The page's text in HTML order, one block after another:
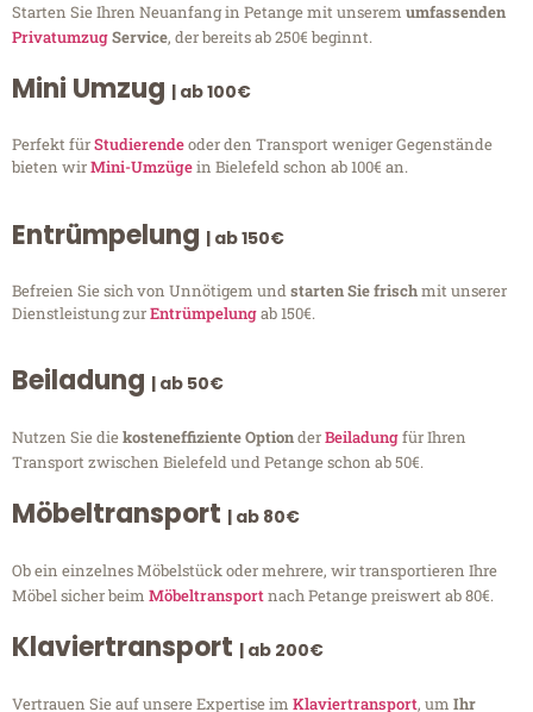
Starten Sie Ihren Neuanfang in Petange mit unserem umfassenden
PrivatumzugService, der bereits ab 250€ beginnt.
Mini Umzug | ab 100€
Perfekt fürStudierendeoder den Transport weniger Gegenstände
bieten wirMini-Umzügein Bielefeld schon ab 100€ an.
Entrümpelung | ab 150€
Befreien Sie sich von Unnötigem undstarten Sie frischmit unserer
Dienstleistung zurEntrümpelungab 150€.
Beiladung | ab 50€
Nutzen Sie diekosteneffiziente OptionderBeiladungfür Ihren
Transport zwischen Bielefeld und Petange schon ab 50€.
Möbeltransport | ab 80€
Ob ein einzelnes Möbelstück oder mehrere, wir transportieren Ihre
Möbel sicher beim Möbeltransportnach Petange preiswert ab 80€.
Klaviertransport | ab 200€
Vertrauen Sie auf unsere Expertise im Klaviertransport, um Ihr